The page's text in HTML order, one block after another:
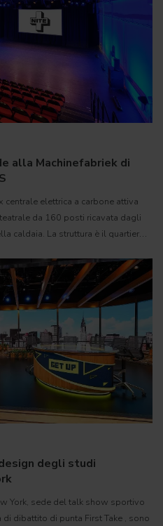
alla Machinefabriek di
centrale elettrica a carbone attiva
da 160 posti ricavata dagli
caldaia. La struttura è il quartier
degli studi
York, sede del talk show sportivo
dibattito di punta First Take , sono